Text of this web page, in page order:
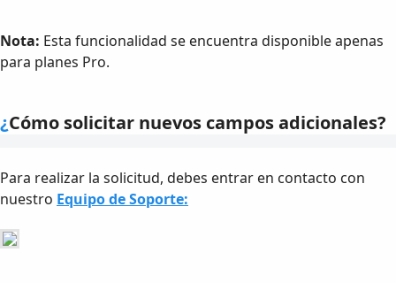
Nota: Esta funcionalidad se encuentra disponible apenas
para planes Pro.
¿Cómo solicitar nuevos campos adicionales?
Para realizar la solicitud, debes entrar en contacto con
nuestro Equipo de Soporte: